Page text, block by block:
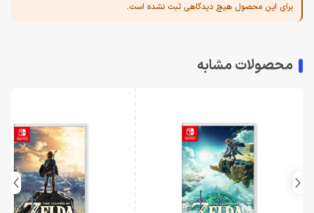
برای این محصول هیچ دیدگاهی ثبت نشده است.
محصولات مشابه